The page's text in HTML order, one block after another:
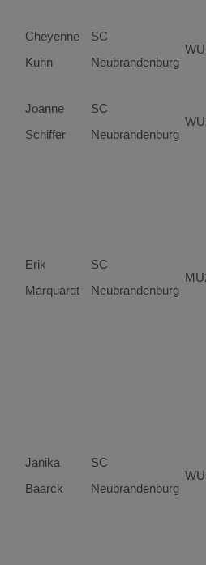
Cheyenne
Kuhn
SC
Neubrandenburg
Joanne
Schiffer
SC
Neubrandenburg
Erik
Marquardt
SC
Neubrandenburg
Janika
Baarck
SC
Neubrandenburg